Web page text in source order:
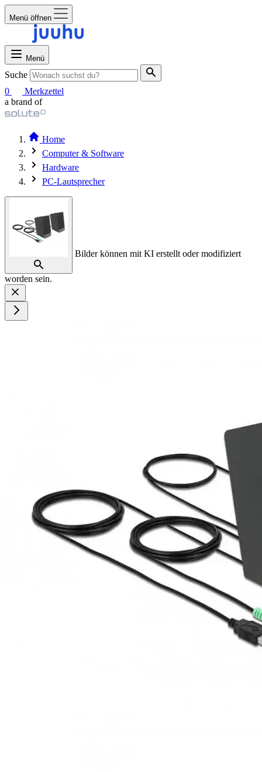
Menü öffnen
Menü
Suche
0
Merkzettel
a brand of
Home
Computer & Software
Hardware
PC-Lautsprecher
Bilder können mit KI erstellt oder modifiziert
worden sein.